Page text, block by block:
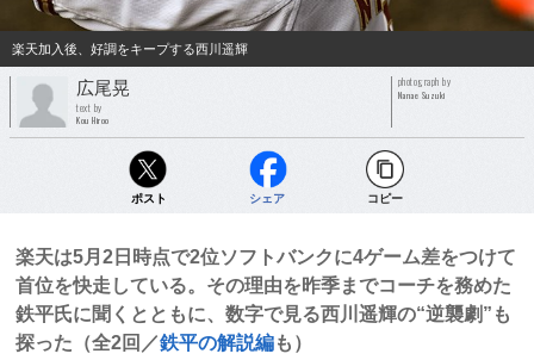
楽天加入後、好調をキープする西川遥輝
広尾晃
text by
Kou Hiroo
photograph by
Nanae Suzuki
ポスト シェア コピー
楽天は5月2日時点で2位ソフトバンクに4ゲーム差をつけて
首位を快走している。その理由を昨季までコーチを務めた
鉄平氏に聞くとともに、数字で見る西川遥輝の“逆襲劇”も
探った（全2回／鉄平の解説編も）